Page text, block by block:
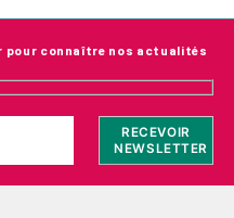
pour connaître nos actualités